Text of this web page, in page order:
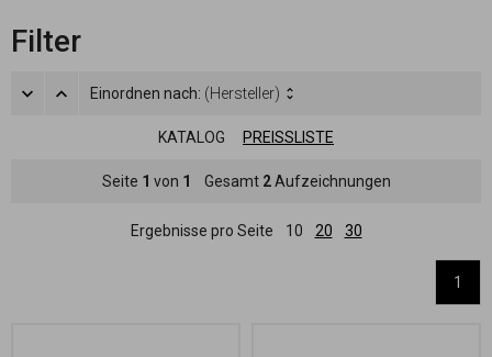
Filter
Einordnen nach: (Hersteller)
KATALOG PREISSLISTE
Seite 1 von 1 Gesamt 2Aufzeichnungen
Ergebnisse pro Seite 10 20 30
1